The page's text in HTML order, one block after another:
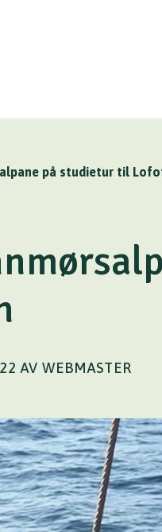
på studietur til
AV WEBMASTER